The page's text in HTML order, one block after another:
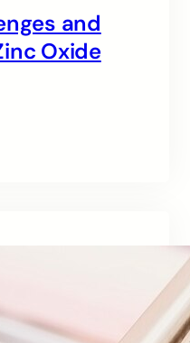
and
Oxide